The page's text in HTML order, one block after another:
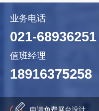
业务电话
021-68936251
值班经理
18916375258